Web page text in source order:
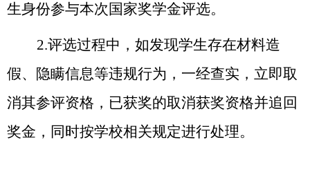
生身份参与本次国家奖学金评选。
2.评选过程中，如发现学生存在材料造
假、隐瞒信息等违规行为，一经查实，立即取
消其参评资格，已获奖的取消获奖资格并追回
奖金，同时按学校相关规定进行处理。